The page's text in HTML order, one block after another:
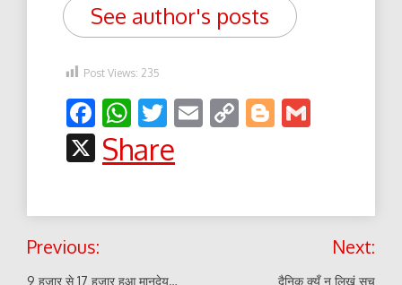
See author's posts
Post Views: 235
Facebook
WhatsApp
Twitter
EmailCopyBlogger
X
Share
Post
navigation
Previous:
9 हजार से 17 हजार हुआ मानदेय…
Next:
दैनिक क्यूँ न लिखूं सच